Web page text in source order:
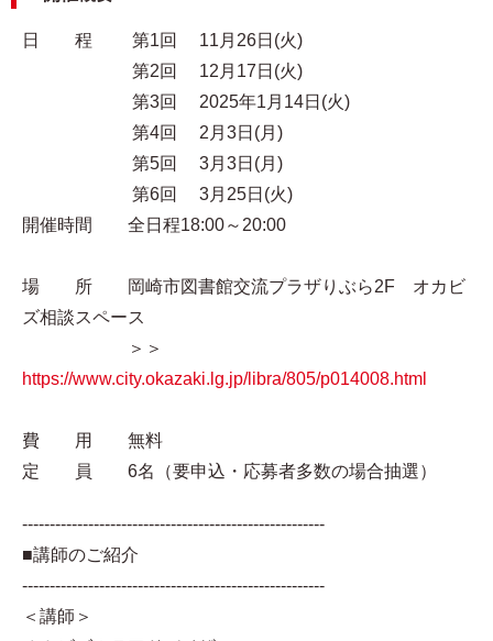
日 程 第1回 11月26日(火)
第2回 12月17日(火)
第3回 2025年1月14日(火)
第4回 2月3日(月)
第5回 3月3日(月)
第6回 3月25日(火)
開催時間 全日程18:00～20:00
場 所 岡崎市図書館交流プラザりぶら2F オカビ
ズ相談スペース
＞＞
https://www.city.okazaki.lg.jp/libra/805/p014008.html
費 用 無料
定 員 6名（要申込・応募者多数の場合抽選）
-------------------------------------------------------
■講師のご紹介
-------------------------------------------------------
＜講師＞